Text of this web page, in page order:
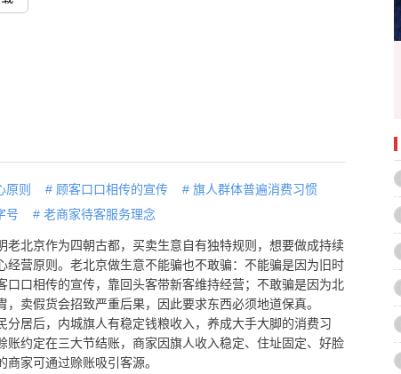
原则 # 顾客口口相传的宣传 # 旗人群体普遍消费习惯
号
# 老商家待客服务理念
老北京作为四朝古都，买卖生意自有独特规则，想要做成持续
经营原则。老北京做生意不能骗也不敢骗：不能骗是因为旧时
口口相传的宣传，靠回头客带新客维持经营；不敢骗是因为北
卖假货会招致严重后果，因此要求东西必须地道保真。
居后，内城旗人有稳定钱粮收入，养成大手大脚的消费习
账约定在三大节结账，商家因旗人收入稳定、住址固定、好脸
家可通过赊账吸引客源。